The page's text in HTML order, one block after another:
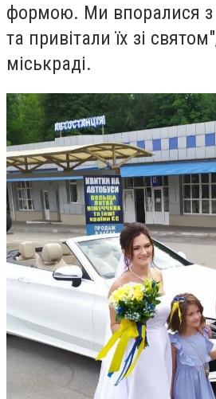
формою. Ми впоралися
та привітали їх зі
міськраді.